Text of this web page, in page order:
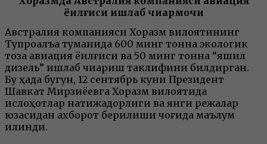
ёқилғиси ишлаб чиқармоқчи
Австралия компанияси Хоразм вилоятининг
Тупроққалъа туманида 600 минг тонна экологик
тоза авиация ёқилғиси ва 50 минг тонна “яшил
дизель” ишлаб чиқариш таклифини билдирган.
Бу ҳақда бугун, 12 сентябрь куни Президент
Шавкат Мирзиёевга Хоразм вилоятида
ислоҳотлар натижадорлиги ва янги режалар
юзасидан ахборот берилиши чоғида маълум
қилинди.